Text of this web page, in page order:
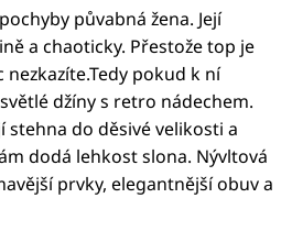
půvabná žena. Její
a chaoticky. Přestože top je
pokud k ní
džíny s retro nádechem.
stehna do děsivé velikosti a
dodá lehkost slona. Nývltová
prvky, elegantnější obuv a